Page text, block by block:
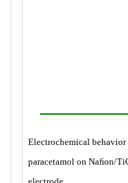
Electrochemical
paracetamol on Naﬁon/